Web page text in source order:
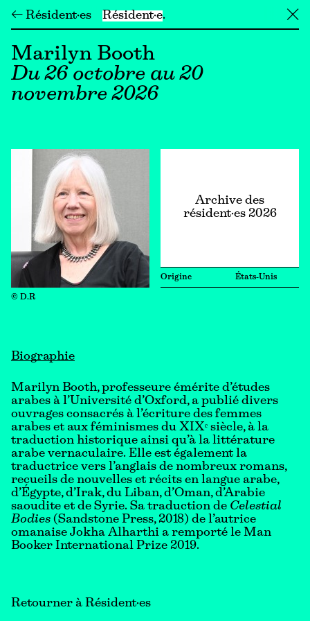
← Résident·es Résident·e ╳
Marilyn Booth
Du 26 octobre au 20
novembre 2026
© D.R
Archive des
résident·es 2026
Origine États-Unis
Biographie
Marilyn Booth, professeure émérite d’études
arabes à l’Université d’Oxford, a publié divers
ouvrages consacrés à l’écriture des femmes
arabes et aux féminismes du XIXᵉ siècle, à la
traduction historique ainsi qu’à la littérature
arabe vernaculaire. Elle est également la
traductrice vers l’anglais de nombreux romans,
recueils de nouvelles et récits en langue arabe,
d’Égypte, d’Irak, du Liban, d’Oman, d’Arabie
saoudite et de Syrie. Sa traduction de Celestial
Bodies (Sandstone Press, 2018) de l’autrice
omanaise Jokha Alharthi a remporté le Man
Booker International Prize 2019.
Retourner à Résident·es